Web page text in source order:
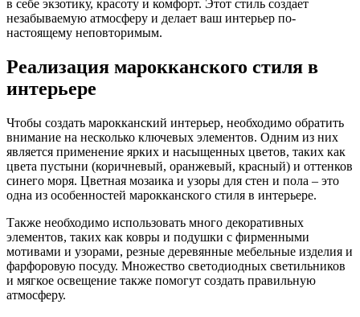
в себе экзотику, красоту и комфорт. Этот стиль создает
незабываемую атмосферу и делает ваш интерьер по-
настоящему неповторимым.
Реализация марокканского стиля в
интерьере
Чтобы создать марокканский интерьер, необходимо обратить
внимание на несколько ключевых элементов. Одним из них
является применение ярких и насыщенных цветов, таких как
цвета пустыни (коричневый, оранжевый, красный) и оттенков
синего моря. Цветная мозаика и узоры для стен и пола – это
одна из особенностей марокканского стиля в интерьере.
Также необходимо использовать много декоративных
элементов, таких как ковры и подушки с фирменными
мотивами и узорами, резные деревянные мебельные изделия и
фарфоровую посуду. Множество светодиодных светильников
и мягкое освещение также помогут создать правильную
атмосферу.